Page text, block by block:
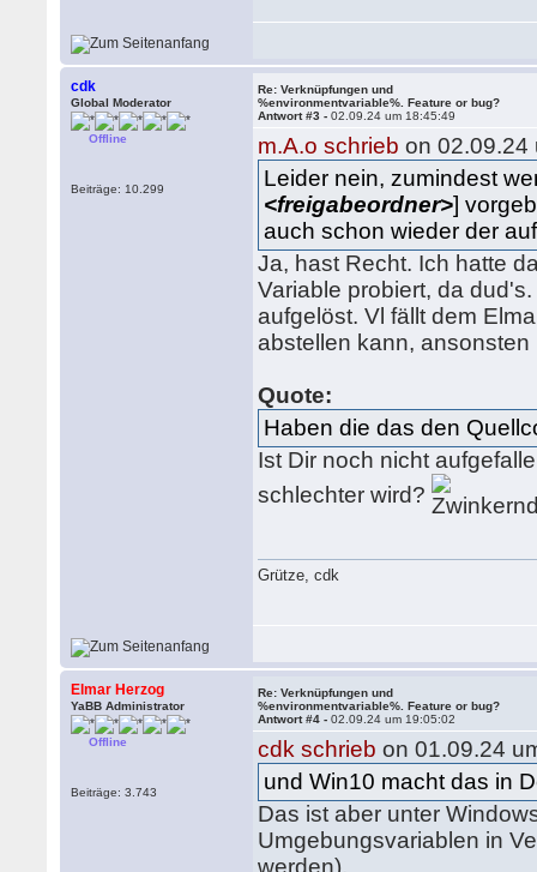
cdk
Global Moderator
Offline
Beiträge: 10.299
Re: Verknüpfungen und
%environmentvariable%. Feature or bug?
Antwort #3 -02.09.24 um 18:45:49
m.A.o schrieb on 02.09.24
Leider nein, zumindest
<freigabeordner>]
auch schon wieder der
Ja, hast Recht. Ich hatte
Variable probiert, da
aufgelöst. Vl fällt dem
abstellen kann,
Quote:
Haben die das den
Ist Dir noch nicht
schlechter wird?
Grütze, cdk
Elmar Herzog
YaBB Administrator
Offline
Beiträge: 3.743
Re: Verknüpfungen und
%environmentvariable%. Feature or bug?
Antwort #4 -02.09.24 um 19:05:02
cdk schrieb on 01.09.24
und Win10 macht das in
Das ist aber unter
Umgebungsvariablen in
werden).